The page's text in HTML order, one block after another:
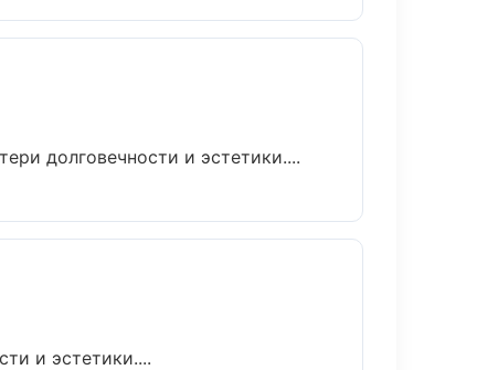
долговечности и эстетики....
и эстетики....